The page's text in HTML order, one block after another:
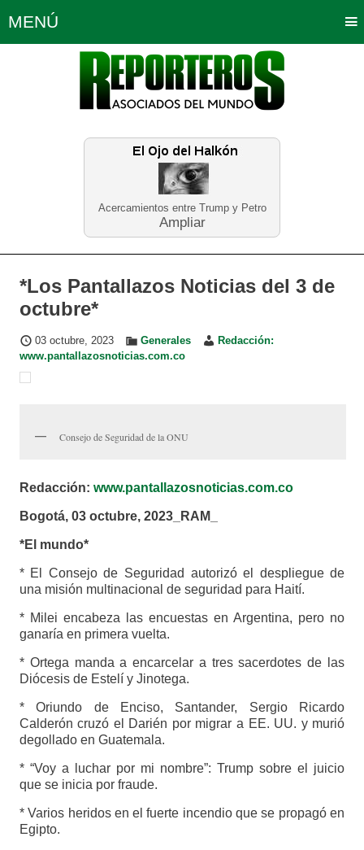
Acercamientos entre Trump y Petro
Ampliar
MENÚ
Política Opinión Bogotá
Planeta Tierra Deportes
Educación Neira
*Los Pantallazos Noticias del 3 de
octubre*
03 octubre, 2023 Generales
Redacción:
www.pantallazosnoticias.com.co
Consejo de Seguridad de la ONU
Redacción: www.pantallazosnoticias.com.co
Bogotá, 03 octubre, 2023_RAM_
*El mundo*
* El Consejo de Seguridad autorizó el despliegue de
una misión multinacional de seguridad para Haití.
* Milei encabeza las encuestas en Argentina, pero no
ganaría en primera vuelta.
* Ortega manda a encarcelar a tres sacerdotes de las
Diócesis de Estelí y Jinotega.
* Oriundo de Enciso, Santander, Sergio Ricardo
Calderón cruzó el Darién por migrar a EE. UU. y murió
degollado en Guatemala.
* “Voy a luchar por mi nombre”: Trump sobre el juicio
que se inicia por fraude.
* Varios heridos en el fuerte incendio que se propagó en
Egipto.